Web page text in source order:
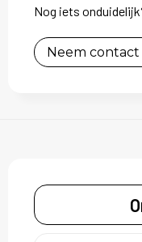
Nog iets
Neem contact